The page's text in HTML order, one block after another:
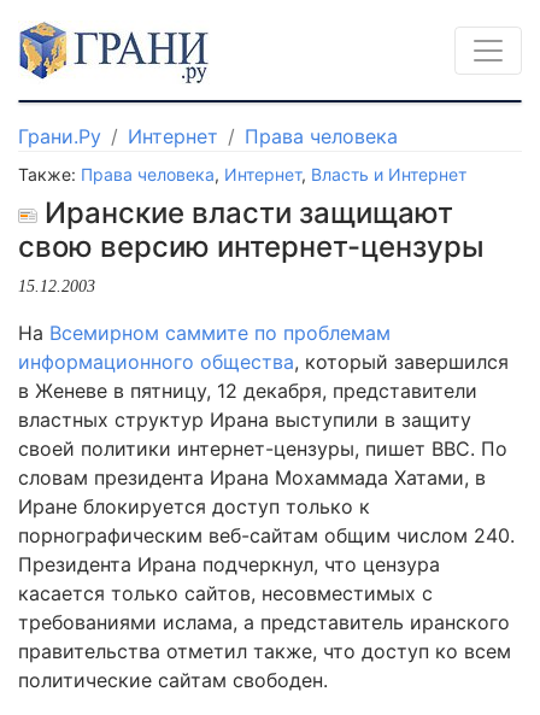
Грани.Ру Интернет Права человека
Также: Права человека, Интернет, Власть и Интернет
Иранские власти защищают
свою версию интернет-цензуры
15.12.2003
На Всемирном саммите по проблемам
информационного общества, который завершился
в Женеве в пятницу, 12 декабря, представители
властных структур Ирана выступили в защиту
своей политики интернет-цензуры, пишет BBC. По
словам президента Ирана Мохаммада Хатами, в
Иране блокируется доступ только к
порнографическим веб-сайтам общим числом 240.
Президента Ирана подчеркнул, что цензура
касается только сайтов, несовместимых с
требованиями ислама, а представитель иранского
правительства отметил также, что доступ ко всем
политические сайтам свободен.